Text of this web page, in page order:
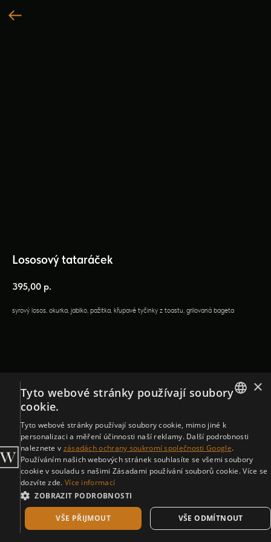
Lososový tataráček
395,00 р.
syrový losos, okurka, jablko, pažitka, křupavé tyčinky z toastu, grilovaná bageta
CZECH
×
Tyto webové stránky používají soubory
cookie.
Tyto webové stránky používají soubory cookie, mimo jiné k
personalizaci a měření účinnosti naší reklamy. Další podrobnosti
naleznete v zásadách ochrany soukromí společnosti Google.
Používáním našich webových stránek souhlasíte se všemi soubory
cookie v souladu s našimi Zásadami používání souborů cookie. Více se
dozvíte zde. Více informací
ZOBRAZIT PODROBNOSTI
VŠE PŘIJMOUT VŠE ODMÍTNOUT